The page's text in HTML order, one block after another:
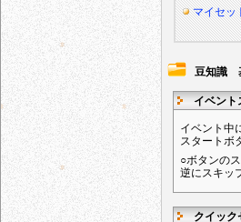
マイセッ
豆知識
イベント
イベント中
スタートボ
○ボタンの
逆にスキッ
クイック